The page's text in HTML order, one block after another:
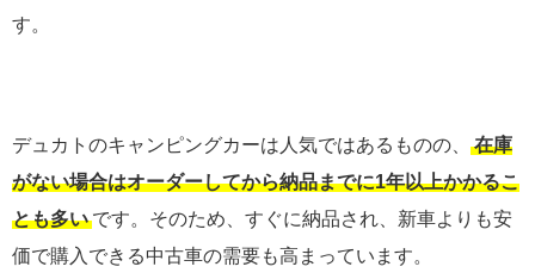
す。
デュカトのキャンピングカーは人気ではあるものの、
在庫
がない場合はオーダーしてから納品までに1年以上かかるこ
とも多い です。そのため、すぐに納品され、新車よりも安
価で購入できる中古車の需要も高まっています。